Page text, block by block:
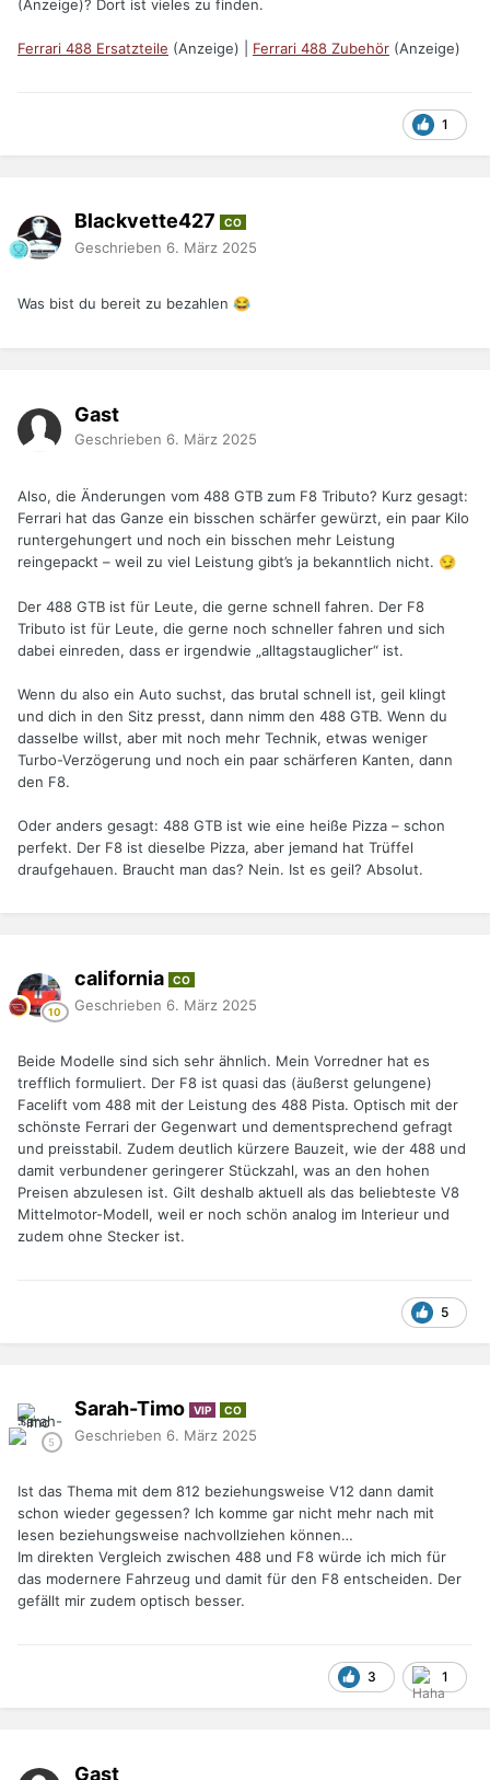
(Anzeige)? Dort ist vieles zu finden.
Ferrari 488 Ersatzteile (Anzeige) | Ferrari 488 Zubehör (Anzeige)
1
Blackvette427 CO
Geschrieben 6. März 2025
Was bist du bereit zu bezahlen 😂
Gast
Geschrieben 6. März 2025
Also, die Änderungen vom 488 GTB zum F8 Tributo? Kurz gesagt:
Ferrari hat das Ganze ein bisschen schärfer gewürzt, ein paar Kilo
runtergehungert und noch ein bisschen mehr Leistung
reingepackt – weil zu viel Leistung gibt’s ja bekanntlich nicht. 😏
Der 488 GTB ist für Leute, die gerne schnell fahren. Der F8
Tributo ist für Leute, die gerne noch schneller fahren und sich
dabei einreden, dass er irgendwie „alltagstauglicher“ ist.
Wenn du also ein Auto suchst, das brutal schnell ist, geil klingt
und dich in den Sitz presst, dann nimm den 488 GTB. Wenn du
dasselbe willst, aber mit noch mehr Technik, etwas weniger
Turbo-Verzögerung und noch ein paar schärferen Kanten, dann
den F8.
Oder anders gesagt: 488 GTB ist wie eine heiße Pizza – schon
perfekt. Der F8 ist dieselbe Pizza, aber jemand hat Trüffel
draufgehauen. Braucht man das? Nein. Ist es geil? Absolut.
california CO
Geschrieben 6. März 2025
Beide Modelle sind sich sehr ähnlich. Mein Vorredner hat es
trefflich formuliert. Der F8 ist quasi das (äußerst gelungene)
Facelift vom 488 mit der Leistung des 488 Pista. Optisch mit der
schönste Ferrari der Gegenwart und dementsprechend gefragt
und preisstabil. Zudem deutlich kürzere Bauzeit, wie der 488 und
damit verbundener geringerer Stückzahl, was an den hohen
Preisen abzulesen ist. Gilt deshalb aktuell als das beliebteste V8
Mittelmotor-Modell, weil er noch schön analog im Interieur und
zudem ohne Stecker ist.
5
Sarah-Timo VIP CO
Geschrieben 6. März 2025
Ist das Thema mit dem 812 beziehungsweise V12 dann damit
schon wieder gegessen? Ich komme gar nicht mehr nach mit
lesen beziehungsweise nachvollziehen können…
Im direkten Vergleich zwischen 488 und F8 würde ich mich für
das modernere Fahrzeug und damit für den F8 entscheiden. Der
gefällt mir zudem optisch besser.
3 1
Gast